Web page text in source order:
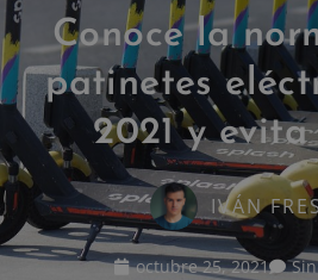
Conoce la
patinetes
2021 y
IVÁN
octubre 25, 2021